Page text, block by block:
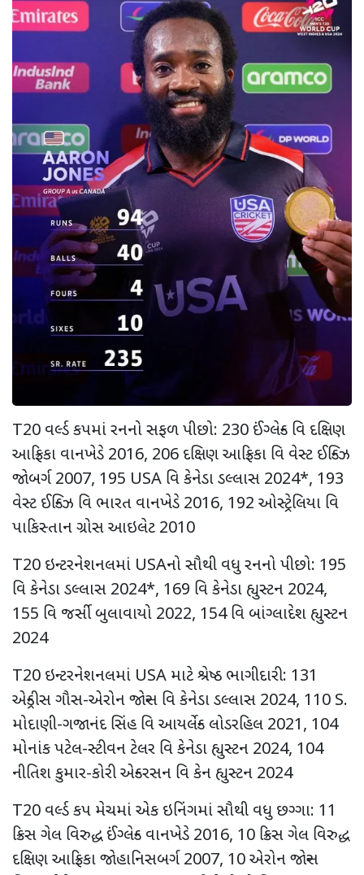
T20 વર્લ્ડ કપમાં રનનો સફળ પીછો: 230 ઈંગ્લેન્ડ વિ દક્ષિણ
આફ્રિકા વાનખેડે 2016, 206 દક્ષિણ આફ્રિકા વિ વેસ્ટ ઈન્ડિઝ
જોબર્ગ 2007, 195 USA વિ કેનેડા ડલ્લાસ 2024*, 193
વેસ્ટ ઈન્ડિઝ વિ ભારત વાનખેડે 2016, 192 ઓસ્ટ્રેલિયા વિ
પાકિસ્તાન ગ્રોસ આઇલેટ 2010
T20 ઇન્ટરનેશનલમાં USAનો સૌથી વધુ રનનો પીછો: 195
વિ કેનેડા ડલ્લાસ 2024*, 169 વિ કેનેડા હ્યુસ્ટન 2024,
155 વિ જર્સી બુલાવાયો 2022, 154 વિ બાંગ્લાદેશ હ્યુસ્ટન
2024
T20 ઇન્ટરનેશનલમાં USA માટે શ્રેષ્ઠ ભાગીદારી: 131
એન્ડ્રીસ ગૌસ-એરોન જોન્સ વિ કેનેડા ડલ્લાસ 2024, 110 S.
મોદાણી-ગજાનંદ સિંહ વિ આયર્લેન્ડ લોડરહિલ 2021, 104
મોનાંક પટેલ-સ્ટીવન ટેલર વિ કેનેડા હ્યુસ્ટન 2024, 104
નીતિશ કુમાર-કોરી એન્ડરસન વિ કેન હ્યુસ્ટન 2024
T20 વર્લ્ડ કપ મેચમાં એક ઇનિંગમાં સૌથી વધુ છગ્ગા: 11
ક્રિસ ગેલ વિરુદ્ધ ઈંગ્લેન્ડ વાનખેડે 2016, 10 ક્રિસ ગેલ વિરુદ્ધ
દક્ષિણ આફ્રિકા જોહાનિસબર્ગ 2007, 10 એરોન જોન્સ